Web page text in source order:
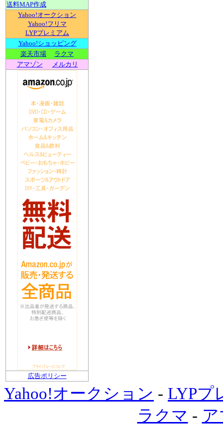
送料MAP作成
Yahoo!オークション
Yahoo!フリマ
LYPプレミアム
Yahoo!ショッピング
楽天市場
ラクマ
アマゾン
メルカリ
広告ポリシー
Yahoo!オークション - LYPプ
ラクマ -